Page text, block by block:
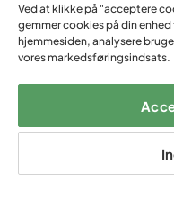
Ved at indtaste min e-
modtage Trademax
mine personlige oplysninger,
markedsføringsmateriale
Ja, tak! Jeg vil
Mine sider.
Alt dette
Ved at klikke på "acceptere
gemmer cookies på din
hjemmesiden, analysere
vores markedsføringsindsats.